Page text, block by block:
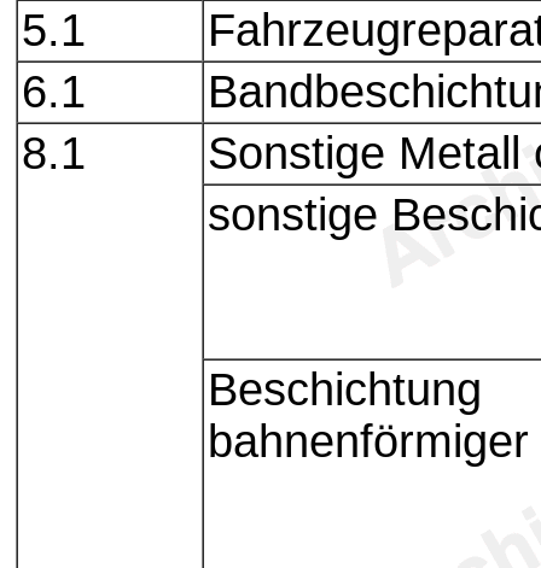
5.1
6.1
8.1
Sonstige Metall
sonstige
Beschichtung